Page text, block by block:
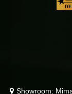
Showroom: